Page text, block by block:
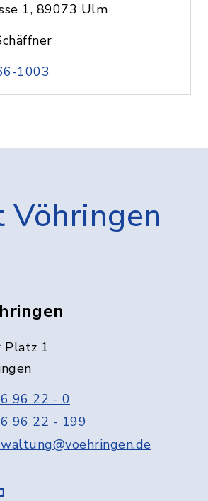
1, 89073 Ulm
1003
Vöhringen
1
96 22 - 0
96 22 - 199
youtube